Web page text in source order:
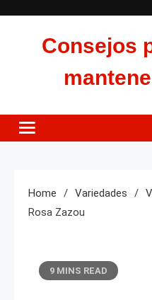
Consejos
Home Variedades
Rosa Zazou
9 MINS READ